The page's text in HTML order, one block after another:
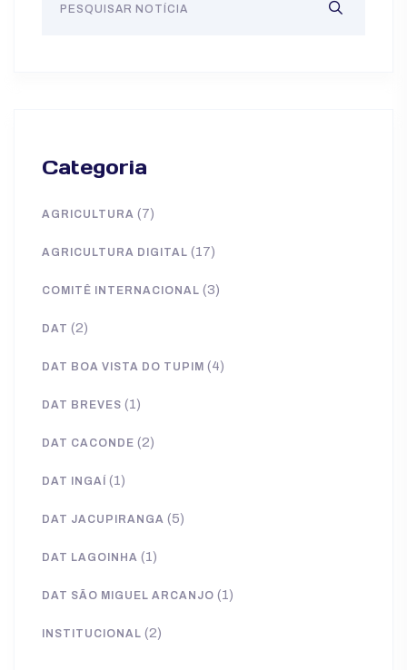
Categoria
AGRICULTURA (7)
AGRICULTURA DIGITAL (17)
COMITÊ INTERNACIONAL (3)
DAT (2)
DAT BOA VISTA DO TUPIM (4)
DAT BREVES (1)
DAT CACONDE (2)
DAT INGAÍ (1)
DAT JACUPIRANGA (5)
DAT LAGOINHA (1)
DAT SÃO MIGUEL ARCANJO (1)
INSTITUCIONAL (2)